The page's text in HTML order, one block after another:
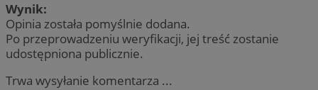
Wynik:
Opinia została pomyślnie dodana.
Po przeprowadzeniu weryfikacji, jej treść zostanie
udostępniona publicznie.
Trwa wysyłanie komentarza ...